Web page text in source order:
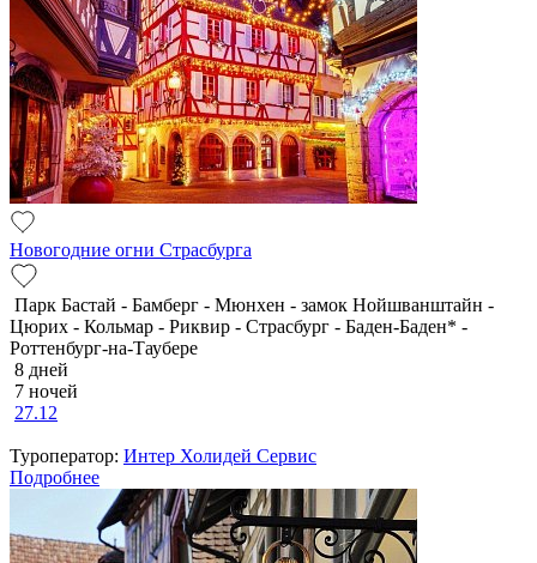
Новогодние огни Страсбурга
Парк Бастай - Бамберг - Мюнхен - замок Нойшванштайн -
Цюрих - Кольмар - Риквир - Страсбург - Баден-Баден* -
Роттенбург-на-Таубере
8 дней
7 ночей
27.12
Туроператор: Интер Холидей Сервис
Подробнее